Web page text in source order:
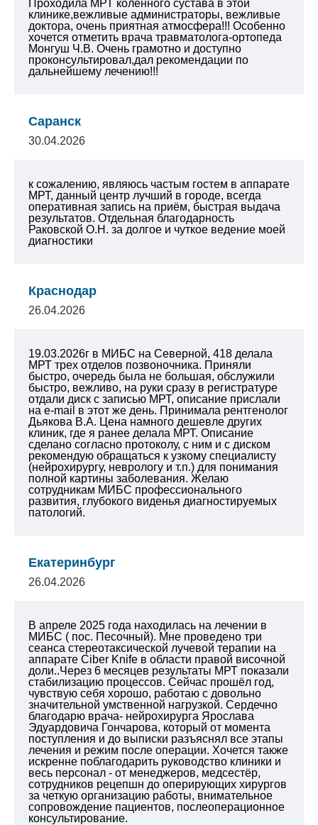
Проходила МРТ коленного сустава в этой
клинике,вежливые администраторы, вежливые
доктора, очень приятная атмосфера!!! Особенно
хочется отметить врача травматолога-ортопеда
Монгуш Ч.В. Очень грамотно и доступно
проконсультировал,дал рекомендации по
дальнейшему лечению!!!
Саранск
30.04.2026
к сожалению, являюсь частым гостем в аппарате
МРТ, данный центр лучший в городе, всегда
оперативная запись на приём, быстрая выдача
результатов. Отдельная благодарность
Раковской О.Н. за долгое и чуткое ведение моей
диагностики
Краснодар
26.04.2026
19.03.2026г в МИБС на Северной, 418 делала
МРТ трех отделов позвоночника. Приняли
быстро, очередь была не большая, обслужили
быстро, вежливо, на руки сразу в регистратуре
отдали диск с записью МРТ, описание прислали
на e-mail в этот же день. Принимала рентгенолог
Дьякова В.А. Цена намного дешевле других
клиник, где я ранее делала МРТ. Описание
сделано согласно протоколу, с ним и с диском
рекомендую обращаться к узкому специалисту
(нейрохирургу, неврологу и т.п.) для понимания
полной картины заболевания. Желаю
сотрудникам МИБС профессионального
развития, глубокого виденья диагностируемых
патологий.
Екатеринбург
26.04.2026
В апреле 2025 года находилась на лечении в
МИБС ( пос. Песочный). Мне проведено три
сеанса стереотаксической лучевой терапии на
аппарате Ciber Knife в области правой височной
доли..Через 6 месяцев результаты МРТ показали
стабилизацию процессов. Сейчас прошёл год,
чувствую себя хорошо, работаю с довольно
значительной умственной нагрузкой. Сердечно
благодарю врача- нейрохирурга Ярослава
Эдуардовича Гончарова, который от момента
поступления и до выписки разъяснял все этапы
лечения и режим после операции. Хочется также
искренне поблагодарить руководство клиники и
весь персонал - от менеджеров, медсестёр,
сотрудников рецепшн до оперирующих хирургов
за четкую организацию работы, внимательное
сопровождение пациентов, послеоперационное
консультирование.